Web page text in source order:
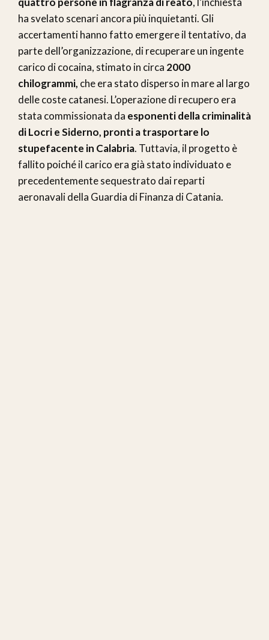
ha svelato scenari ancora più inquietanti. Gli
accertamenti hanno fatto emergere il tentativo, da
parte dell’organizzazione, di recuperare un ingente
carico di cocaina, stimato in circa 2000
chilogrammi, che era stato disperso in mare al largo
delle coste catanesi. L’operazione di recupero era
stata commissionata da esponenti della criminalità
di Locri e Siderno, pronti a trasportare lo
stupefacente in Calabria. Tuttavia, il progetto è
fallito poiché il carico era già stato individuato e
precedentemente sequestrato dai reparti
aeronavali della Guardia di Finanza di Catania.